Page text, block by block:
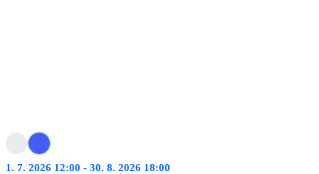
1. 7. 2026 12:00 - 30. 8. 2026 18:00